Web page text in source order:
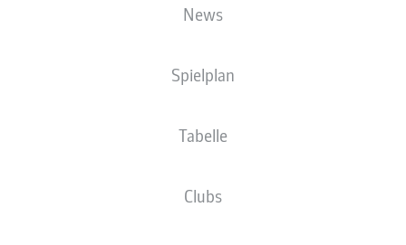
News
Spielplan
Tabelle
Clubs